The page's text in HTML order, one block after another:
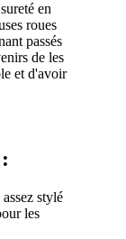
en
roues
passés
de les
et d'avoir
stylé
les